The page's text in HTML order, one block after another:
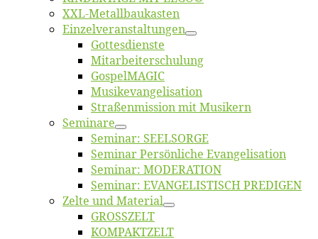
XXL-Me­­tal­l­­bau­­kas­­ten
Einzelver­an­stal­tungen
Got­tes­diens­te
Mitarbeiter­schulung
Gos­pel­MA­GIC
Musikevan­ge­li­sa­tion
Straßenmis­sion mit Musikern
Se­mi­na­re
Se­mi­nar: SEELSORGE
Se­mi­nar Per­sön­li­che Evangelisation
Se­mi­nar: MODERATION
Se­mi­nar: EVANGELISTISCH PREDIGEN
Zel­te und Material
GROSSZELT
KOMPAKTZELT